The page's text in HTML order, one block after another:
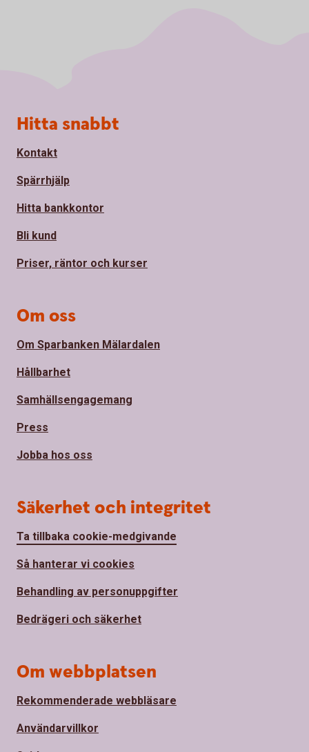
Sidfot
Hitta snabbt
Kontakt
Spärrhjälp
Hitta bankkontor
Bli kund
Priser, räntor och kurser
Om oss
Om Sparbanken Mälardalen
Hållbarhet
Samhällsengagemang
Press
Jobba hos oss
Säkerhet och integritet
Ta tillbaka cookie-medgivande
Så hanterar vi cookies
Behandling av personuppgifter
Bedrägeri och säkerhet
Om webbplatsen
Rekommenderade webbläsare
Användarvillkor